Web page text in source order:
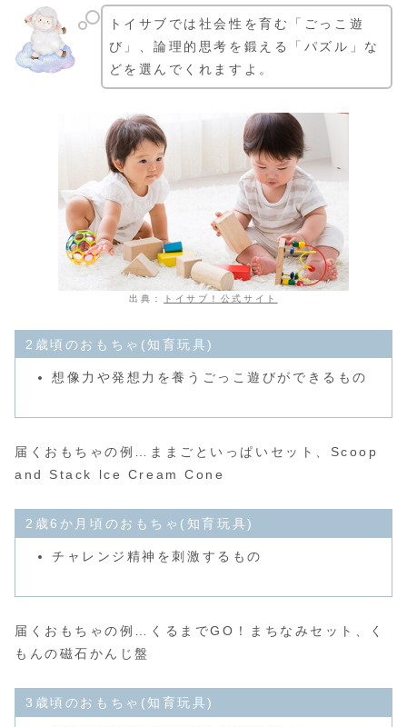
トイサブでは社会性を育む「ごっこ遊
び」、論理的思考を鍛える「パズル」な
どを選んでくれますよ。
出典： トイサブ！公式サイト
2歳頃のおもちゃ(知育玩具)
想像力や発想力を養うごっこ遊びができるもの
届くおもちゃの例…ままごといっぱいセット、Scoop
and Stack lce Cream Cone
2歳6か月頃のおもちゃ(知育玩具)
チャレンジ精神を刺激するもの
届くおもちゃの例…くるまでGO！まちなみセット、く
もんの磁石かんじ盤
3歳頃のおもちゃ(知育玩具)